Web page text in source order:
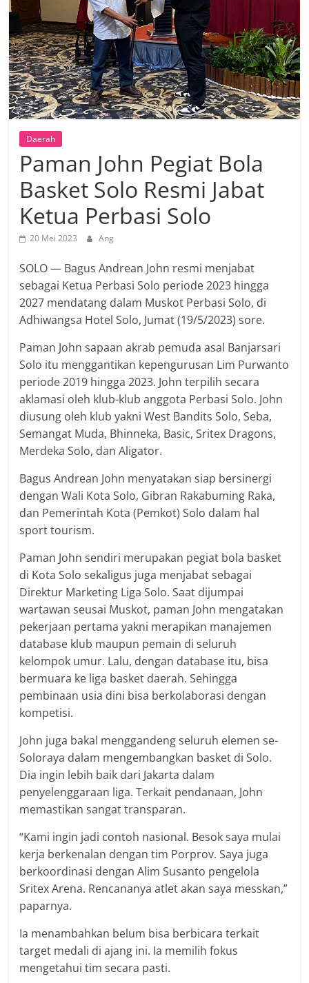
Daerah
Paman John Pegiat Bola
Basket Solo Resmi Jabat
Ketua Perbasi Solo
20 Mei 2023 Ang
SOLO — Bagus Andrean John resmi menjabat
sebagai Ketua Perbasi Solo periode 2023 hingga
2027 mendatang dalam Muskot Perbasi Solo, di
Adhiwangsa Hotel Solo, Jumat (19/5/2023) sore.
Paman John sapaan akrab pemuda asal Banjarsari
Solo itu menggantikan kepengurusan Lim Purwanto
periode 2019 hingga 2023. John terpilih secara
aklamasi oleh klub-klub anggota Perbasi Solo. John
diusung oleh klub yakni West Bandits Solo, Seba,
Semangat Muda, Bhinneka, Basic, Sritex Dragons,
Merdeka Solo, dan Aligator.
Bagus Andrean John menyatakan siap bersinergi
dengan Wali Kota Solo, Gibran Rakabuming Raka,
dan Pemerintah Kota (Pemkot) Solo dalam hal
sport tourism.
Paman John sendiri merupakan pegiat bola basket
di Kota Solo sekaligus juga menjabat sebagai
Direktur Marketing Liga Solo. Saat dijumpai
wartawan seusai Muskot, paman John mengatakan
pekerjaan pertama yakni merapikan manajemen
database klub maupun pemain di seluruh
kelompok umur. Lalu, dengan database itu, bisa
bermuara ke liga basket daerah. Sehingga
pembinaan usia dini bisa berkolaborasi dengan
kompetisi.
John juga bakal menggandeng seluruh elemen se-
Soloraya dalam mengembangkan basket di Solo.
Dia ingin lebih baik dari Jakarta dalam
penyelenggaraan liga. Terkait pendanaan, John
memastikan sangat transparan.
“Kami ingin jadi contoh nasional. Besok saya mulai
kerja berkenalan dengan tim Porprov. Saya juga
berkoordinasi dengan Alim Susanto pengelola
Sritex Arena. Rencananya atlet akan saya messkan,”
paparnya.
Ia menambahkan belum bisa berbicara terkait
target medali di ajang ini. Ia memilih fokus
mengetahui tim secara pasti.